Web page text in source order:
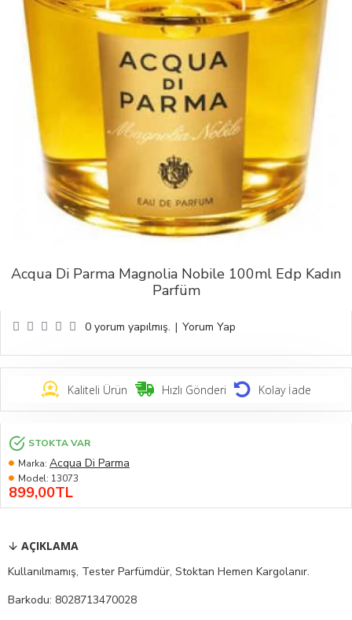
Acqua Di Parma Magnolia Nobile 100ml Edp Kadın
Parfüm
Kaliteli Ürün Hızlı Gönderi Kolay İade
0 yorum yapılmış. | Yorum Yap
899,00TL
STOKTA VAR
Marka: Acqua Di Parma
Model: 13073
AÇIKLAMA
Kullanılmamış, Tester Parfümdür, Stoktan Hemen Kargolanır.
Barkodu: 8028713470028